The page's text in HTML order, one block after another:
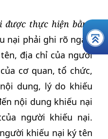
được thực hiện bằng
nại phải ghi rõ ngày,
địa chỉ của người
cơ quan, tổ chức,
dung, lý do khiếu
nội dung khiếu nại
người khiếu nại.
khiếu nại ký tên